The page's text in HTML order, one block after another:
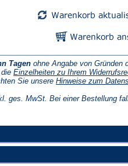
Tagen ohne Angabe von Gründen
Einzelheiten zu Ihrem
Sie unsere Hinweise zum
ges. MwSt. Bei einer Bestellung